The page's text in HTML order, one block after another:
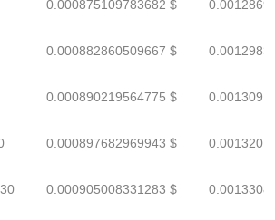
0.000875109783682 $
0.000882860509667 $
0.000890219564775 $
0.000897682969943 $
0.000905008331283 $